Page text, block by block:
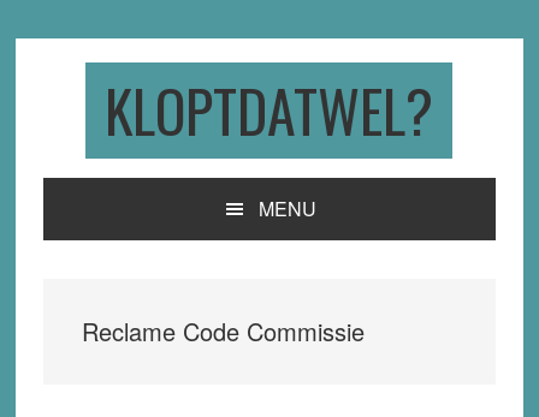
KLOPTDATWEL?
MENU
Reclame Code Commissie